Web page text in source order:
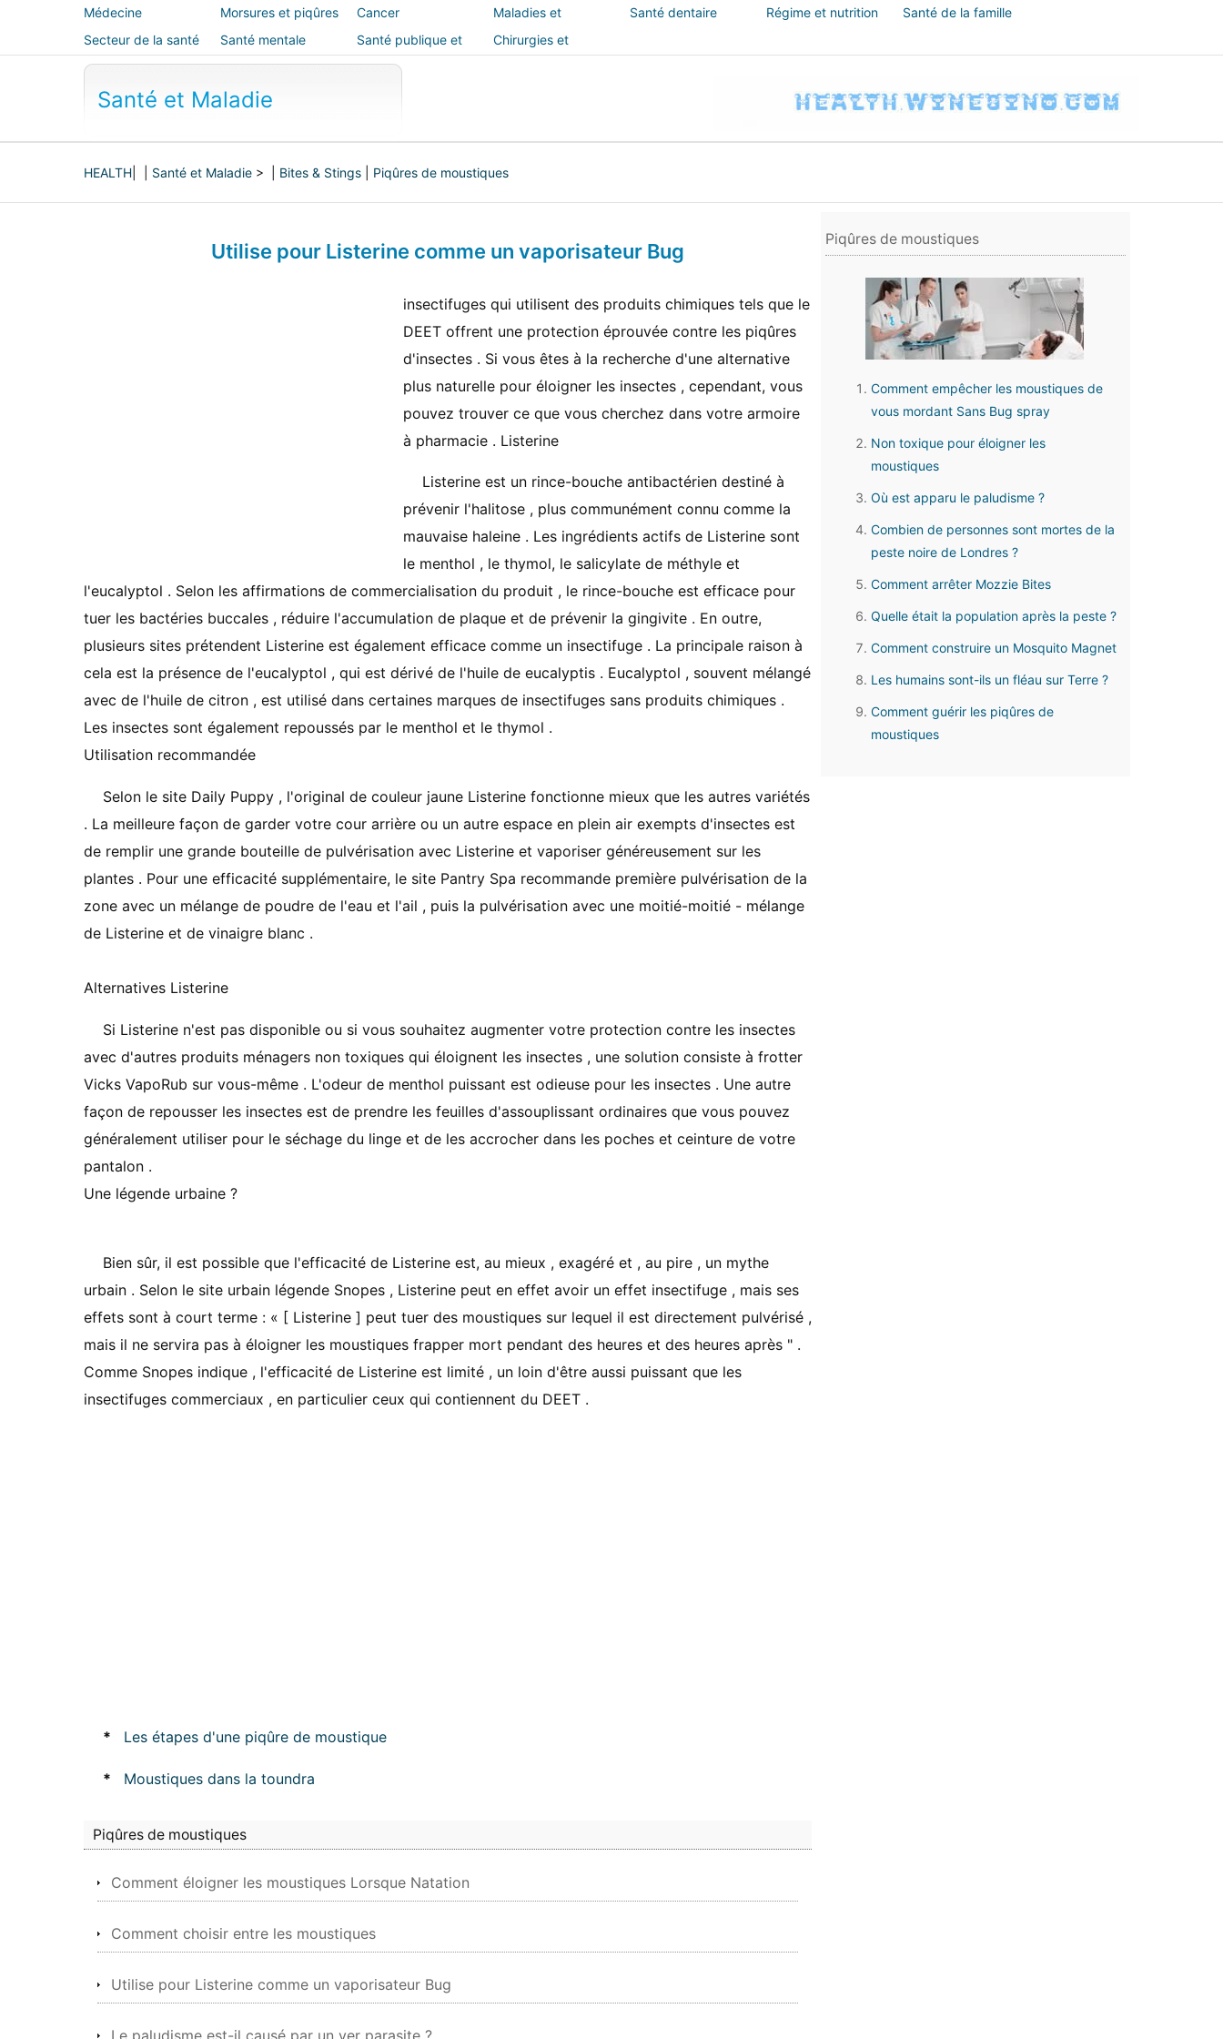
Médecine
alternative
Morsures et piqûres Cancer
Maladies et
traitements
Santé dentaire Régime et nutrition
Santé de la famille
Secteur de la santé
Santé mentale
Santé publique et
sécurité
Chirurgies et
Santé et Maladie
HEALTH Santé et Maladie > | Bites & Stings Piqûres de moustiques
Utilise pour Listerine comme un vaporisateur Bug
insectifuges qui utilisent des produits chimiques tels que le
DEET offrent une protection éprouvée contre les piqûres
d'insectes . Si vous êtes à la recherche d'une alternative
plus naturelle pour éloigner les insectes , cependant, vous
pouvez trouver ce que vous cherchez dans votre armoire
à pharmacie . Listerine
Listerine est un rince-bouche antibactérien destiné à
prévenir l'halitose , plus communément connu comme la
mauvaise haleine . Les ingrédients actifs de Listerine sont
le menthol , le thymol, le salicylate de méthyle et
l'eucalyptol . Selon les affirmations de commercialisation du produit , le rince-bouche est efficace pour
tuer les bactéries buccales , réduire l'accumulation de plaque et de prévenir la gingivite . En outre,
plusieurs sites prétendent Listerine est également efficace comme un insectifuge . La principale raison à
cela est la présence de l'eucalyptol , qui est dérivé de l'huile de eucalyptis . Eucalyptol , souvent mélangé
avec de l'huile de citron , est utilisé dans certaines marques de insectifuges sans produits chimiques .
Les insectes sont également repoussés par le menthol et le thymol .
Utilisation recommandée
Selon le site Daily Puppy , l'original de couleur jaune Listerine fonctionne mieux que les autres variétés
. La meilleure façon de garder votre cour arrière ou un autre espace en plein air exempts d'insectes est
de remplir une grande bouteille de pulvérisation avec Listerine et vaporiser généreusement sur ​​les
plantes . Pour une efficacité supplémentaire, le site Pantry Spa recommande première pulvérisation de la
zone avec un mélange de poudre de l'eau et l'ail , puis la pulvérisation avec une moitié-moitié - mélange
de Listerine et de vinaigre blanc .
Alternatives Listerine
Si Listerine n'est pas disponible ou si vous souhaitez augmenter votre protection contre les insectes
avec d'autres produits ménagers non toxiques qui éloignent les insectes , une solution consiste à frotter
Vicks VapoRub sur vous-même . L'odeur de menthol puissant est odieuse pour les insectes . Une autre
façon de repousser les insectes est de prendre les feuilles d'assouplissant ordinaires que vous pouvez
généralement utiliser pour le séchage du linge et de les accrocher dans les poches et ceinture de votre
pantalon .
Une légende urbaine ?
Bien sûr, il est possible que l'efficacité de Listerine est, au mieux , exagéré et , au pire , un mythe
urbain . Selon le site urbain légende Snopes , Listerine peut en effet avoir un effet insectifuge , mais ses
effets sont à court terme : « [ Listerine ] peut tuer des moustiques sur lequel il est directement pulvérisé ,
mais il ne servira pas à éloigner les moustiques frapper mort pendant des heures et des heures après " .
Comme Snopes indique , l'efficacité de Listerine est limité , un loin d'être aussi puissant que les
insectifuges commerciaux , en particulier ceux qui contiennent du DEET .
* Les étapes d'une piqûre de moustique
* Moustiques dans la toundra
Piqûres de moustiques
Comment éloigner les moustiques Lorsque Natation
Comment choisir entre les moustiques
Utilise pour Listerine comme un vaporisateur Bug
Le paludisme est-il causé par un ver parasite ?
Piqûres de moustiques
Comment empêcher les moustiques de
vous mordant Sans Bug spray
Non toxique pour éloigner les
moustiques
Où est apparu le paludisme ?
Combien de personnes sont mortes de la
peste noire de Londres ?
Comment arrêter Mozzie Bites
Quelle était la population après la peste ?
Comment construire un Mosquito Magnet
Les humains sont-ils un fléau sur Terre ?
Comment guérir les piqûres de
moustiques